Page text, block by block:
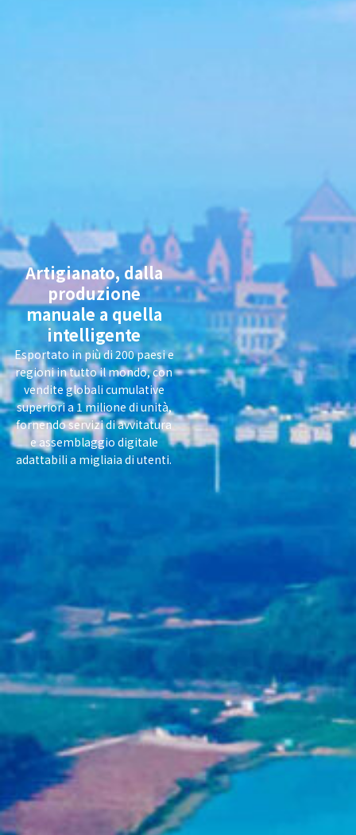
Artigianato, dalla
produzione
manuale a quella
intelligente
Esportato in più di 200 paesi e
regioni in tutto il mondo, con
vendite globali cumulative
superiori a 1 milione di unità,
fornendo servizi di avvitatura
e assemblaggio digitale
adattabili a migliaia di utenti.